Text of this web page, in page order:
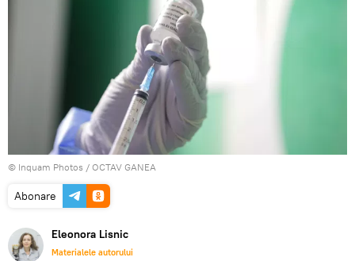
© Inquam Photos / OCTAV GANEA
Abonare
Eleonora Lisnic
Materialele autorului